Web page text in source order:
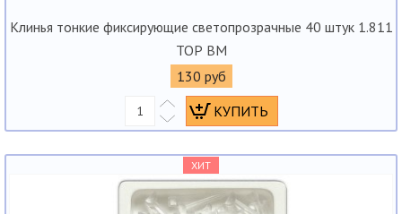
Клинья тонкие фиксирующие светопрозрачные 40 штук 1.811
ТОР ВМ
130 руб
ХИТ